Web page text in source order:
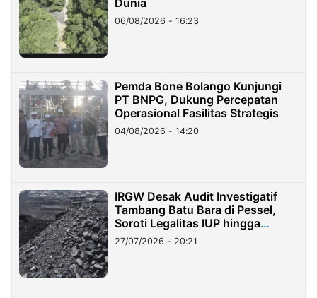
Dunia
06/08/2026 - 16:23
Pemda Bone Bolango Kunjungi
PT BNPG, Dukung Percepatan
Operasional Fasilitas Strategis
04/08/2026 - 14:20
IRGW Desak Audit Investigatif
Tambang Batu Bara di Pessel,
Soroti Legalitas IUP hingga
Stockpile
27/07/2026 - 20:21